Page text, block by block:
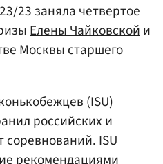
23 заняла четвертое
Елены Чайковскойи
Москвыстаршего
(ISU)
российских и
соревнований. ISU
рекомендациями